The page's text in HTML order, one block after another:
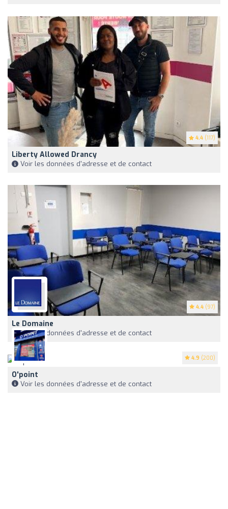
4.4 (117)
Liberty Allowed Drancy
Voir les données d'adresse et de contact
4.4 (97)
Le Domaine
Voir les données d'adresse et de contact
4.9 (200)
O'point
Voir les données d'adresse et de contact